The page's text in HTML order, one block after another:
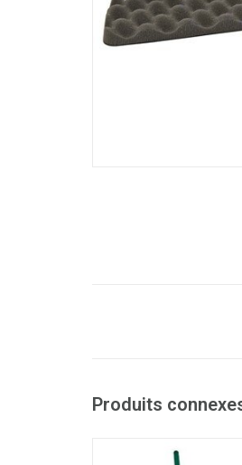
Produits
Système de nettoyage